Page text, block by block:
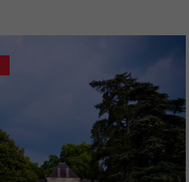
ou d’établissement
et régalez-vous